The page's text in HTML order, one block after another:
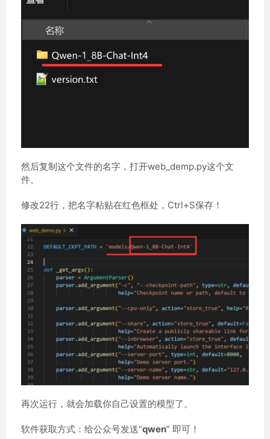
然后复制这个文件的名字，打开web_demp.py这个文
件。
修改22行，把名字粘贴在红色框处，Ctrl+S保存！
再次运行，就会加载你自己设置的模型了。
软件获取方式：给公众号发送“qwen” 即可！